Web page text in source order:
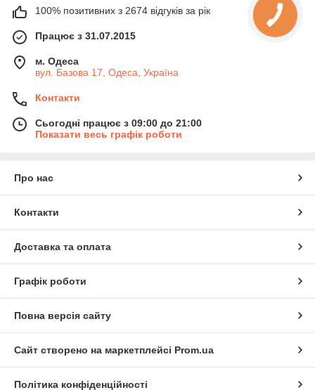
100% позитивних з 2674 відгуків за рік
Працює з 31.07.2015
м. Одеса
вул. Базова 17, Одеса, Україна
Контакти
Сьогодні працює з 09:00 до 21:00
Показати весь графік роботи
Про нас
Контакти
Доставка та оплата
Графік роботи
Повна версія сайту
Сайт створено на маркетплейсі Prom.ua
Політика конфіденційності